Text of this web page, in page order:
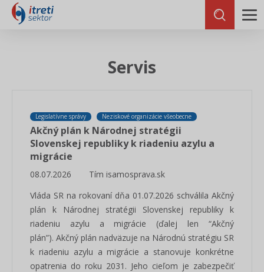
Servis
Legislatívne správy Neziskové organizácie všeobecne
Akčný plán k Národnej stratégii
Slovenskej republiky k riadeniu azylu a
migrácie
08.07.2026
Tím isamosprava.sk
Vláda SR na rokovaní dňa 01.07.2026 schválila Akčný
plán k Národnej stratégii Slovenskej republiky k
riadeniu azylu a migrácie (ďalej len “Akčný
plán”). Akčný plán nadväzuje na Národnú stratégiu SR
k riadeniu azylu a migrácie a stanovuje konkrétne
opatrenia do roku 2031. Jeho cieľom je zabezpečiť